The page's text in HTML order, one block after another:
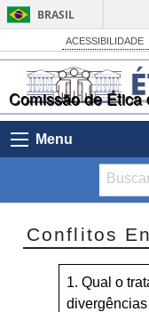
BRASIL
ACESSIBILIDADE
Comissão de Ética
Menu
Conflitos
1. Qual o